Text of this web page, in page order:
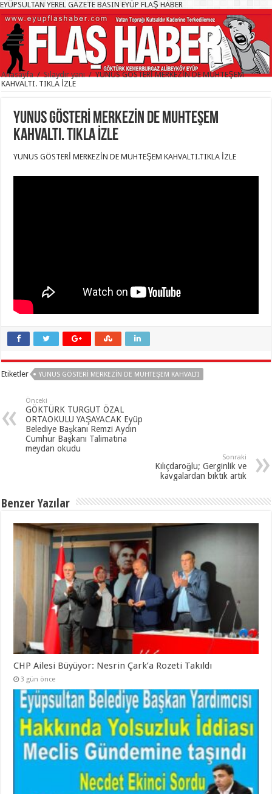
EYÜPSULTAN YEREL GAZETE BASIN EYÜP FLAŞ HABER
Anasayfa / Sılaydır yanı / YUNUS GÖSTERİ MERKEZİN DE MUHTEŞEM
KAHVALTI. TIKLA İZLE
YUNUS GÖSTERİ MERKEZİN DE MUHTEŞEM
KAHVALTI. TIKLA İZLE
YUNUS GÖSTERİ MERKEZİN DE MUHTEŞEM KAHVALTI.TIKLA İZLE
Etiketler YUNUS GÖSTERİ MERKEZİN DE MUHTEŞEM KAHVALTI
Önceki
GÖKTÜRK TURGUT ÖZAL
ORTAOKULU YAŞAYACAK Eyüp
Belediye Başkanı Remzi Aydın
Cumhur Başkanı Talimatına
meydan okudu
Sonraki
Kılıçdaroğlu; Gerginlik ve
kavgalardan bıktık artık
Benzer Yazılar
CHP Ailesi Büyüyor: Nesrin Çark’a Rozeti Takıldı
3 gün önce